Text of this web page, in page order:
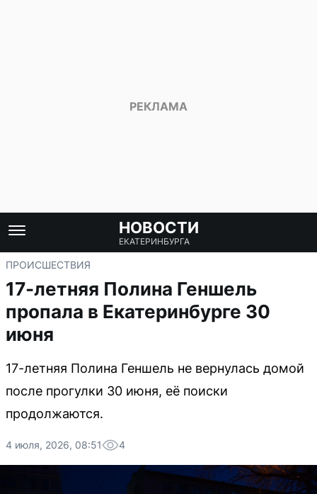
НОВОСТИ
ЕКАТЕРИНБУРГА
ПРОИСШЕСТВИЯ
17-летняя Полина Геншель
пропала в Екатеринбурге 30
июня
17-летняя Полина Геншель не вернулась домой
после прогулки 30 июня, её поиски
продолжаются.
4 июля, 2026, 08:51 4